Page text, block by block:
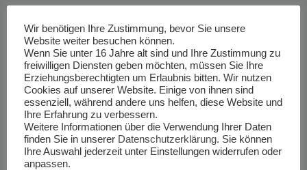
Wir benötigen Ihre Zustimmung, bevor Sie unsere
Website weiter besuchen können.
Wenn Sie unter 16 Jahre alt sind und Ihre Zustimmung zu
freiwilligen Diensten geben möchten, müssen Sie Ihre
Erziehungsberechtigten um Erlaubnis bitten. Wir nutzen
Cookies auf unserer Website. Einige von ihnen sind
essenziell, während andere uns helfen, diese Website und
Ihre Erfahrung zu verbessern.
Weitere Informationen über die Verwendung Ihrer Daten
finden Sie in unserer Datenschutzerklärung. Sie können
Ihre Auswahl jederzeit unter Einstellungen widerrufen oder
anpassen.